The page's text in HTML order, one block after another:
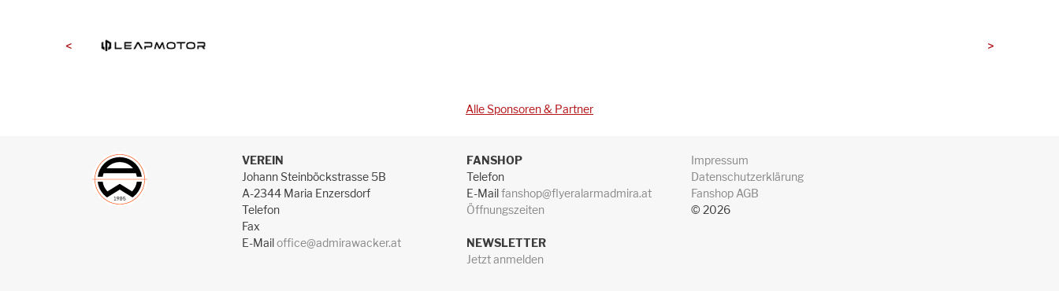
< >
Alle Sponsoren & Partner
VEREIN
Johann Steinböckstrasse 5B
A-2344 Maria Enzersdorf
Telefon
Fax
E-Mailoffice@admirawacker.at
FANSHOP
Telefon
E-Mailfanshop@flyeralarmadmira.at
Öffnungszeiten
NEWSLETTER
Jetzt anmelden
Impressum
Datenschutzerklärung
Fanshop AGB
© 2026